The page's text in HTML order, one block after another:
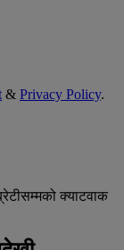
& Privacy Policy.
क्याटवाक